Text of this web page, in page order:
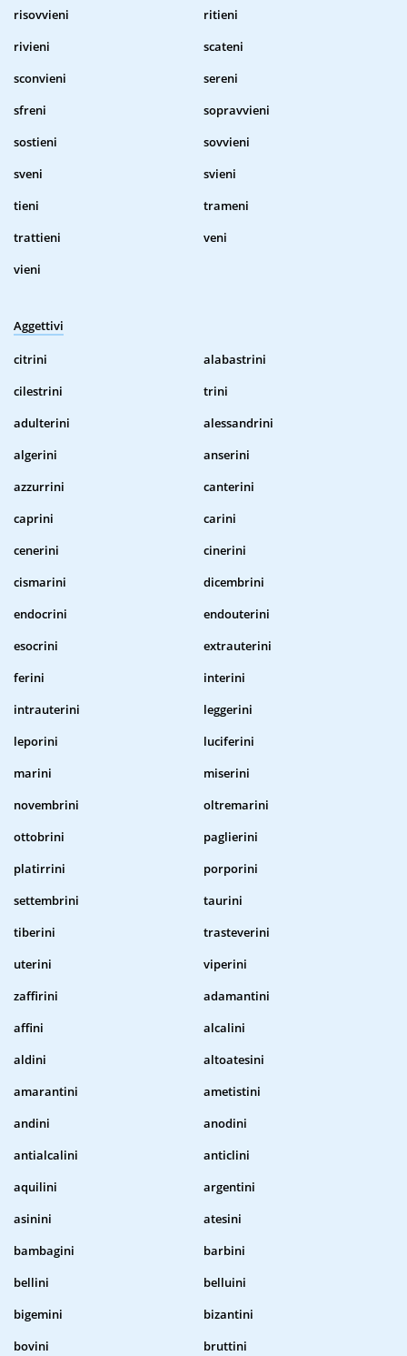
risovvieni
ritieni
rivieni
scateni
sconvieni
sereni
sfreni
sopravvieni
sostieni
sovvieni
sveni
svieni
tieni
trameni
trattieni
veni
vieni
Aggettivi
citrini
alabastrini
cilestrini
trini
adulterini
alessandrini
algerini
anserini
azzurrini
canterini
caprini
carini
cenerini
cinerini
cismarini
dicembrini
endocrini
endouterini
esocrini
extrauterini
ferini
interini
intrauterini
leggerini
leporini
luciferini
marini
miserini
novembrini
oltremarini
ottobrini
paglierini
platirrini
porporini
settembrini
taurini
tiberini
trasteverini
uterini
viperini
zaffirini
adamantini
affini
alcalini
aldini
altoatesini
amarantini
ametistini
andini
anodini
antialcalini
anticlini
aquilini
argentini
asinini
atesini
bambagini
barbini
bellini
belluini
bigemini
bizantini
bovini
bruttini